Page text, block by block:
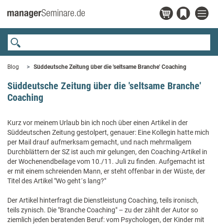
Blog Süddeutsche Zeitung über die 'seltsame Branche' Coaching
Süddeutsche Zeitung über die 'seltsame Branche'
Coaching
Kurz vor meinem Urlaub bin ich noch über einen Artikel in der
Süddeutschen Zeitung gestolpert, genauer: Eine Kollegin hatte mich
per Mail drauf aufmerksam gemacht, und nach mehrmaligem
Durchblättern der SZ ist auch mir gelungen, den Coaching-Artikel in
der Wochenendbeilage vom 10./11. Juli zu finden. Aufgemacht ist
er mit einem schreienden Mann, er steht offenbar in der Wüste, der
Titel des Artikel "Wo geht´s lang?"
Der Artikel hinterfragt die Dienstleistung Coaching, teils ironisch,
teils zynisch. Die "Branche Coaching" – zu der zählt der Autor so
ziemlich jeden beratenden Beruf: vom Psychologen, der Kinder mit